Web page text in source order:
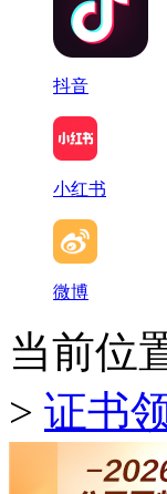
抖音
小红书
微博
当前位
> 证书